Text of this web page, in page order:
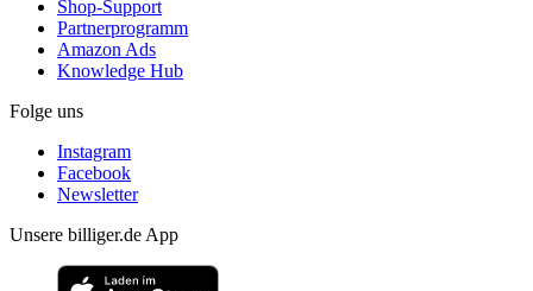
Shop-Support
Partnerprogramm
Amazon Ads
Knowledge Hub
Folge uns
Instagram
Facebook
Newsletter
Unsere billiger.de App